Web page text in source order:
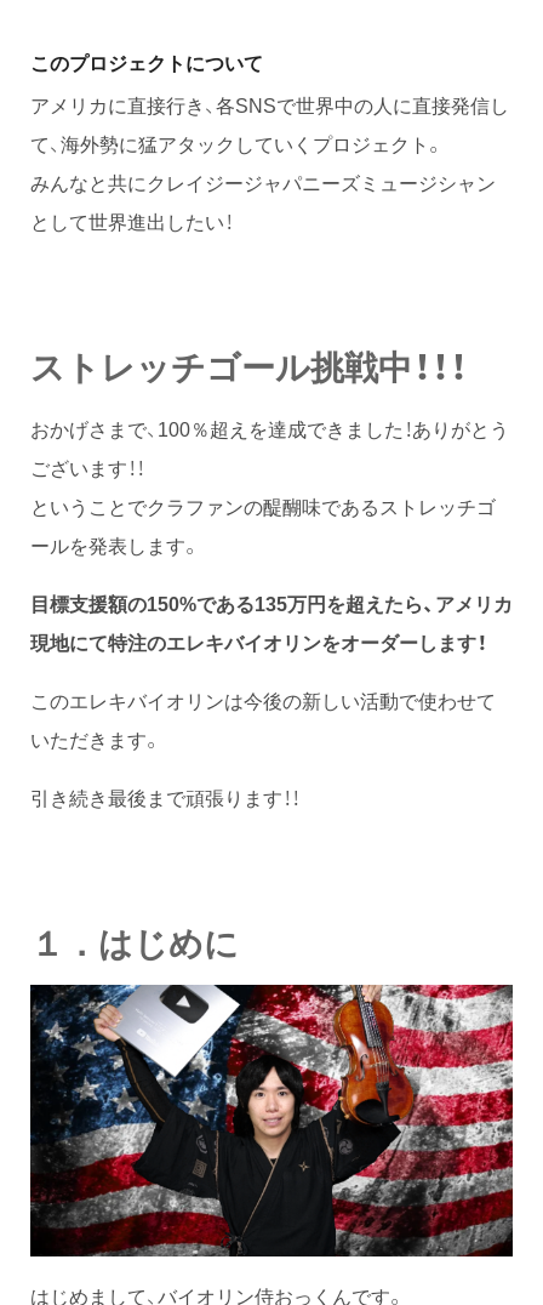
このプロジェクトについて
アメリカに直接行き、各SNSで世界中の人に直接発信し
て、海外勢に猛アタックしていくプロジェクト。
みんなと共にクレイジージャパニーズミュージシャン
として世界進出したい！
ストレッチゴール挑戦中！！！
おかげさまで、100％超えを達成できました！ありがとう
ございます！！
ということでクラファンの醍醐味であるストレッチゴ
ールを発表します。
目標支援額の150%である135万円を超えたら、アメリカ
現地にて特注のエレキバイオリンをオーダーします！
このエレキバイオリンは今後の新しい活動で使わせて
いただきます。
引き続き最後まで頑張ります！！
１．はじめに
はじめまして、バイオリン侍おっくんです。